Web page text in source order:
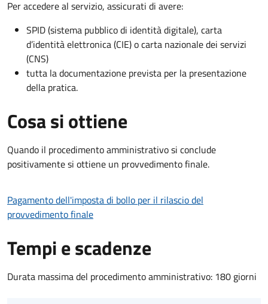
Per accedere al servizio, assicurati di avere:
SPID (sistema pubblico di identità digitale), carta
d’identità elettronica (CIE) o carta nazionale dei servizi
(CNS)
tutta la documentazione prevista per la presentazione
della pratica.
Cosa si ottiene
Quando il procedimento amministrativo si conclude
positivamente si ottiene un provvedimento finale.
Pagamento dell'imposta di bollo per il rilascio del
provvedimento finale
Tempi e scadenze
Durata massima del procedimento amministrativo: 180 giorni